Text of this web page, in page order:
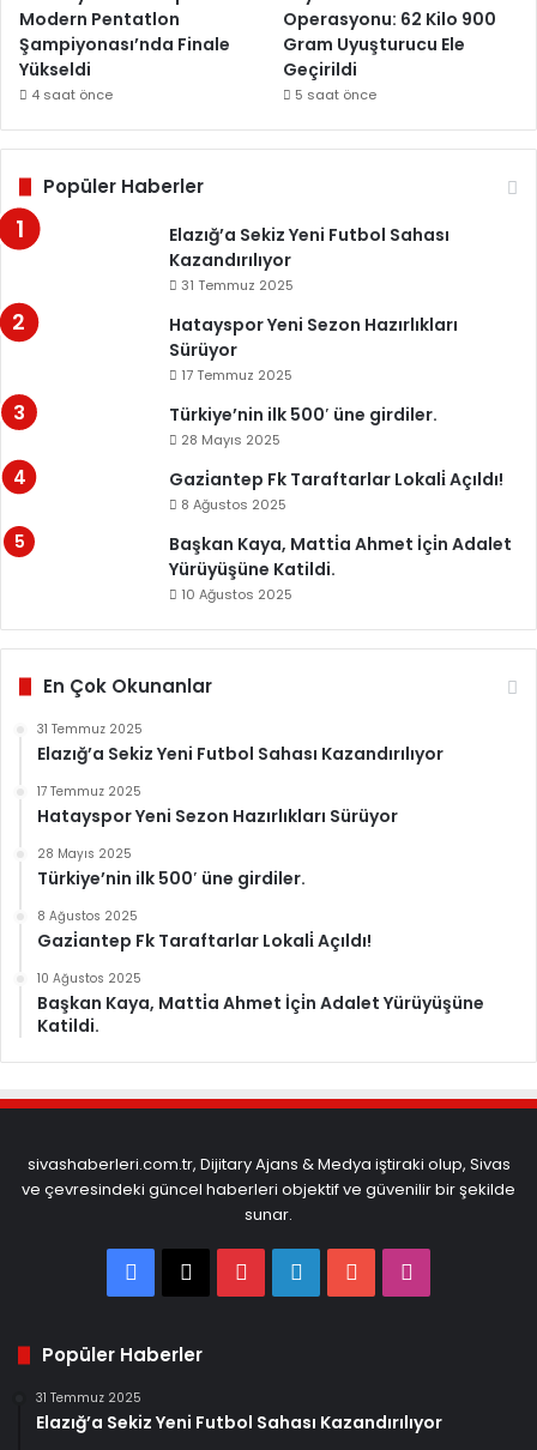
Modern Pentatlon
Şampiyonası’nda Finale
Yükseldi
4 saat önce
Operasyonu: 62 Kilo 900
Gram Uyuşturucu Ele
Geçirildi
5 saat önce
Popüler Haberler
Elazığ’a Sekiz Yeni Futbol Sahası
Kazandırılıyor
31 Temmuz 2025
Hatayspor Yeni Sezon Hazırlıkları
Sürüyor
17 Temmuz 2025
Türkiye’nin ilk 500′ üne girdiler.
28 Mayıs 2025
Gazi̇antep Fk Taraftarlar Lokali̇ Açıldı!
8 Ağustos 2025
Başkan Kaya, Matti̇a Ahmet İçi̇n Adalet
Yürüyüşüne Katildi.
10 Ağustos 2025
En Çok Okunanlar
31 Temmuz 2025
Elazığ’a Sekiz Yeni Futbol Sahası Kazandırılıyor
17 Temmuz 2025
Hatayspor Yeni Sezon Hazırlıkları Sürüyor
28 Mayıs 2025
Türkiye’nin ilk 500′ üne girdiler.
8 Ağustos 2025
Gazi̇antep Fk Taraftarlar Lokali̇ Açıldı!
10 Ağustos 2025
Başkan Kaya, Matti̇a Ahmet İçi̇n Adalet Yürüyüşüne
Katildi.
sivashaberleri.com.tr, Dijitary Ajans & Medya iştiraki olup, Sivas
ve çevresindeki güncel haberleri objektif ve güvenilir bir şekilde
sunar.
Facebook
X PinterestLinkedInYouTube
Popüler Haberler
31 Temmuz 2025
Elazığ’a Sekiz Yeni Futbol Sahası Kazandırılıyor